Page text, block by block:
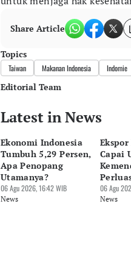
Share Article
Topics
Taiwan Makanan Indonesia Indomie
Editorial Team
Editor
Bonardo Maulana
Editor
Hendra Friana
Latest in News
Ekonomi Indonesia
Tumbuh 5,29 Persen,
Apa Penopang
Utamanya?
06 Agu 2026, 16:42 WIB
News
Capai
06 Agu
News